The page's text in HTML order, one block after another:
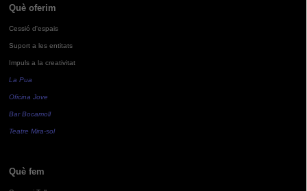
Què oferim
Cessió d'espais
Suport a les entitats
Impuls a la creativitat
La Pua
Oficina Jove
Bar Bocamoll
Teatre Mira-sol
Què fem